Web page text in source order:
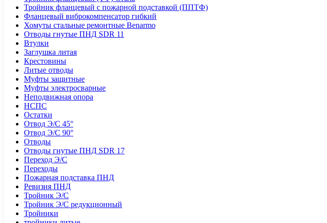
Тройник фланцевый с пожарной подставкой (ППТФ)
Фланцевый виброкомпенсатор гибкий
Хомуты стальные ремонтные Benarmo
Отводы гнутые ПНД SDR 11
Втулки
Заглушка литая
Крестовины
Литые отводы
Муфты защитные
Муфты электросварные
Неподвижная опора
НСПС
Остатки
Отвод Э/С 45°
Отвод Э/С 90°
Отводы
Отводы гнутые ПНД SDR 17
Переход Э/С
Переходы
Пожарная подставка ПНД
Ревизия ПНД
Тройник Э/С
Тройник Э/С редукционный
Тройники